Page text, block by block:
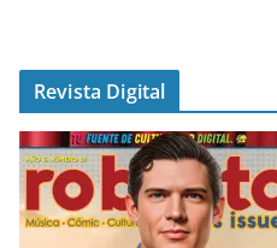
Revista Digital